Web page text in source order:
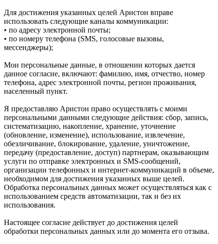
Для достижения указанных целей Аристон вправе
использовать следующие каналы коммуникации:
• по адресу электронной почты;
• по номеру телефона (SMS, голосовые вызовы,
мессенджеры);
Мои персональные данные, в отношении которых дается
данное согласие, включают: фамилию, имя, отчество, номер
телефона, адрес электронной почты, регион проживания,
населенный пункт.
Я предоставляю Аристон право осуществлять с моими
персональными данными следующие действия: сбор, запись,
систематизацию, накопление, хранение, уточнение
(обновление, изменение), использование, извлечение,
обезличивание, блокирование, удаление, уничтожение,
передачу (предоставление, доступ) партнерам, оказывающим
услуги по отправке электронных и SMS‑сообщений,
организации телефонных и интернет‑коммуникаций в объеме,
необходимом для достижения указанных выше целей.
Обработка персональных данных может осуществляться как с
использованием средств автоматизации, так и без их
использования.
Настоящее согласие действует до достижения целей
обработки персональных данных или до момента его отзыва.